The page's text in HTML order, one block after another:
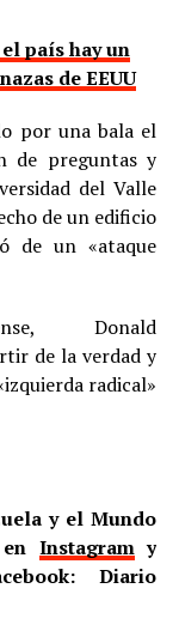
país hay un
de EEUU
por una bala el
de preguntas y
del Valle
de un edificio
de un «ataque
Donald
de la verdad y
radical»
y el Mundo
Instagramy
Diario